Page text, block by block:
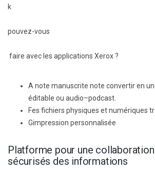
k
pouvez-vous
faire avec les applications Xerox ?
A note manuscrite note convertiren
éditable ou audio–podcast
Fes fichiers physiques et numériques
Gimpression personnalisée
Platforme pour une
sécurisés des informations